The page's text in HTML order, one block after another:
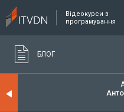
Відеокурси з
програмування
БЛОГ